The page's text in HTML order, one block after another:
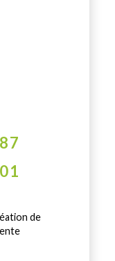
de